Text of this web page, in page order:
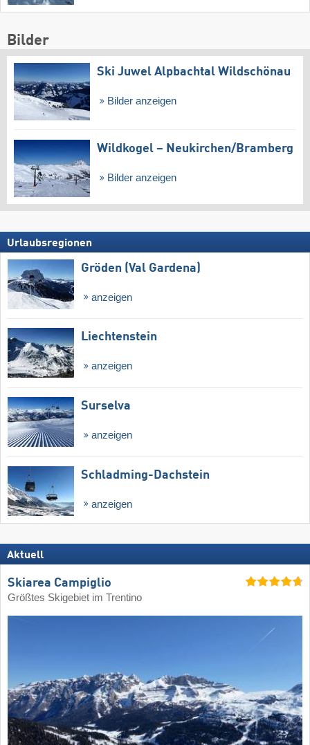
Bilder
Ski Juwel Alpbachtal Wildschönau
Bilder anzeigen
Wildkogel – Neukirchen/​Bramberg
Bilder anzeigen
Urlaubsregionen
Gröden (Val Gardena)
anzeigen
Liechtenstein
anzeigen
Surselva
anzeigen
Schladming-Dachstein
anzeigen
Aktuell
Skiarea Campiglio
Größtes Skigebiet im Trentino